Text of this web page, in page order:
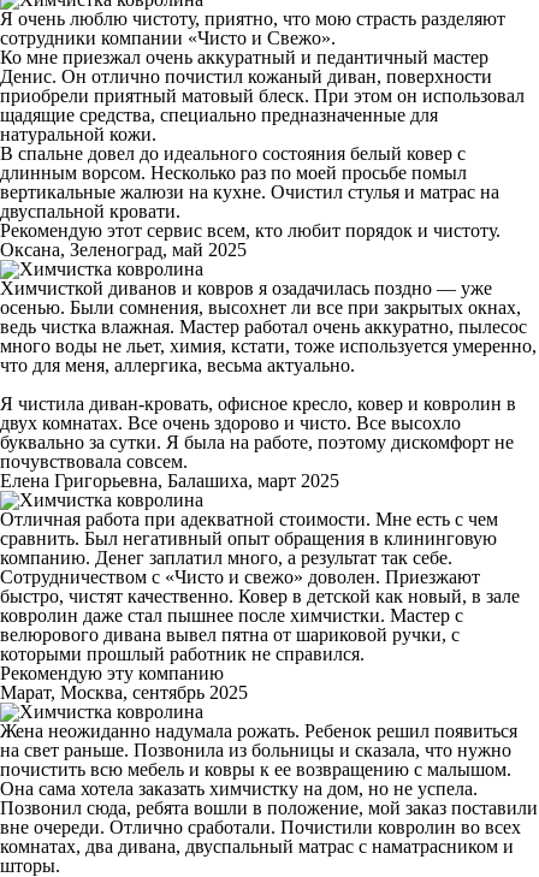
Я очень люблю чистоту, приятно, что мою страсть разделяют
сотрудники компании «Чисто и Свежо».
Ко мне приезжал очень аккуратный и педантичный мастер
Денис. Он отлично почистил кожаный диван, поверхности
приобрели приятный матовый блеск. При этом он использовал
щадящие средства, специально предназначенные для
натуральной кожи.
В спальне довел до идеального состояния белый ковер с
длинным ворсом. Несколько раз по моей просьбе помыл
вертикальные жалюзи на кухне. Очистил стулья и матрас на
двуспальной кровати.
Рекомендую этот сервис всем, кто любит порядок и чистоту.
Оксана, Зеленоград, май 2025
Химчисткой диванов и ковров я озадачилась поздно — уже
осенью. Были сомнения, высохнет ли все при закрытых окнах,
ведь чистка влажная. Мастер работал очень аккуратно, пылесос
много воды не льет, химия, кстати, тоже используется умеренно,
что для меня, аллергика, весьма актуально.
Я чистила диван-кровать, офисное кресло, ковер и ковролин в
двух комнатах. Все очень здорово и чисто. Все высохло
буквально за сутки. Я была на работе, поэтому дискомфорт не
почувствовала совсем.
Елена Григорьевна, Балашиха, март 2025
Отличная работа при адекватной стоимости. Мне есть с чем
сравнить. Был негативный опыт обращения в клининговую
компанию. Денег заплатил много, а результат так себе.
Сотрудничеством с «Чисто и свежо» доволен. Приезжают
быстро, чистят качественно. Ковер в детской как новый, в зале
ковролин даже стал пышнее после химчистки. Мастер с
велюрового дивана вывел пятна от шариковой ручки, с
которыми прошлый работник не справился.
Рекомендую эту компанию
Марат, Москва, сентябрь 2025
Жена неожиданно надумала рожать. Ребенок решил появиться
на свет раньше. Позвонила из больницы и сказала, что нужно
почистить всю мебель и ковры к ее возвращению с малышом.
Она сама хотела заказать химчистку на дом, но не успела.
Позвонил сюда, ребята вошли в положение, мой заказ поставили
вне очереди. Отлично сработали. Почистили ковролин во всех
комнатах, два дивана, двуспальный матрас с наматрасником и
шторы.